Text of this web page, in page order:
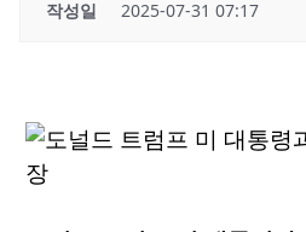
작성일 2025-07-31 07:17